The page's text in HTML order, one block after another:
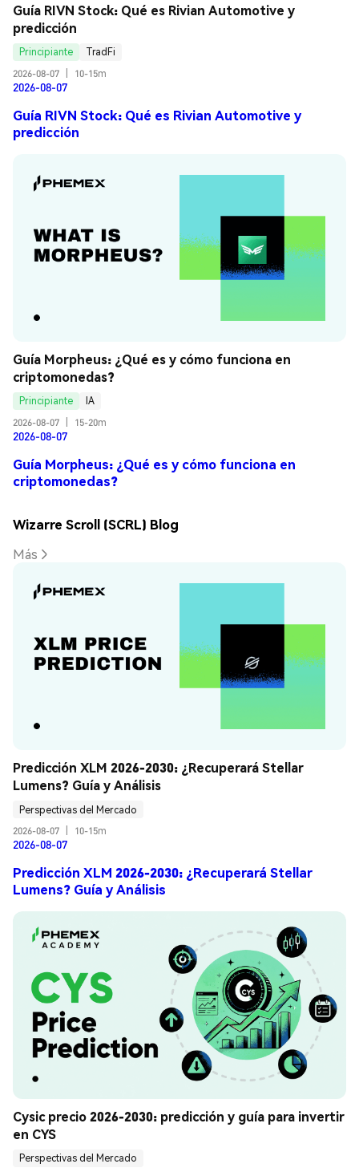
Guía RIVN Stock: Qué es Rivian Automotive y
predicción
Principiante
TradFi
2026-08-07
10-15m
2026-08-07
Guía RIVN Stock: Qué es Rivian Automotive y
predicción
Guía Morpheus: ¿Qué es y cómo funciona en
criptomonedas?
Principiante
IA
2026-08-07
15-20m
2026-08-07
Guía Morpheus: ¿Qué es y cómo funciona en
criptomonedas?
Wizarre Scroll (SCRL) Blog
Más
Predicción XLM 2026-2030: ¿Recuperará Stellar
Lumens? Guía y Análisis
Perspectivas del Mercado
2026-08-07
10-15m
2026-08-07
Predicción XLM 2026-2030: ¿Recuperará Stellar
Lumens? Guía y Análisis
Cysic precio 2026-2030: predicción y guía para invertir
en CYS
Perspectivas del Mercado